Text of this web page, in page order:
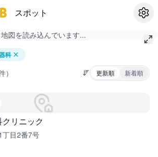
スポット
設定
地図を読み込んでいます...
科
更新順 新着順
リニック
丁目2番7号